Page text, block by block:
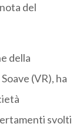
del
della
(VR), ha
svolti